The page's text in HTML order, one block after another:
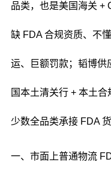
品类，也是美国海关 +
缺 FDA 合规资质、不
运、巨额罚款；韬博供
国本土清关行 + 本土
少数全品类承接 FDA
一、市面上普通物流